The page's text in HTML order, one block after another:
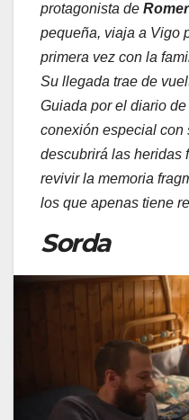
protagonista de
pequeña, viaja a Vigo
primera vez con la
Su llegada trae de
Guiada por el diario
conexión especial con
descubrirá las heridas
revivir la memoria
los que apenas tiene
Sorda